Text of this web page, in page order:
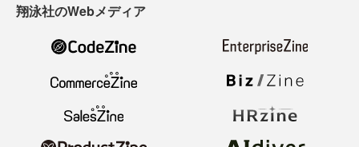
翔泳社のWebメディア